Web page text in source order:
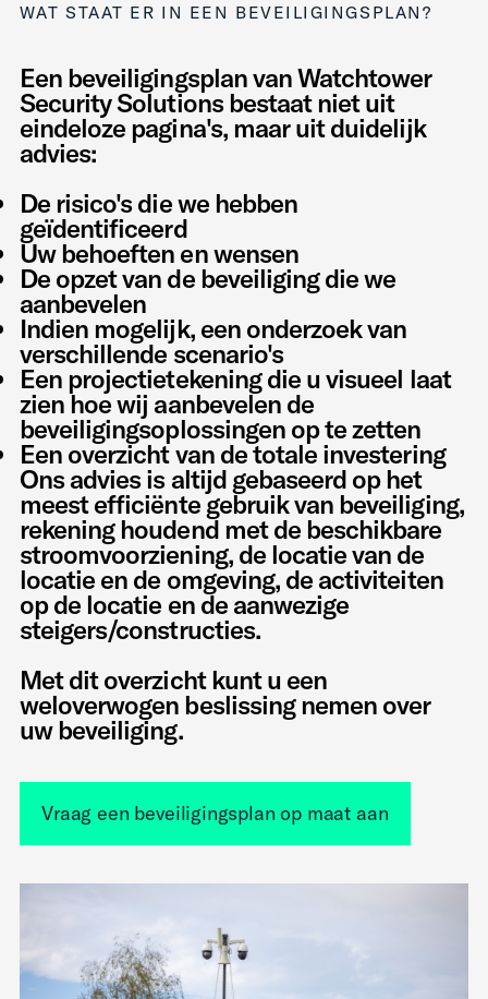
WAT STAAT ER IN EEN BEVEILIGINGSPLAN?
Een beveiligingsplan van Watchtower
Security Solutions bestaat niet uit
eindeloze pagina's, maar uit duidelijk
advies:
De risico's die we hebben
geïdentificeerd
Uw behoeften en wensen
De opzet van de beveiliging die we
aanbevelen
Indien mogelijk, een onderzoek van
verschillende scenario's
Een projectietekening die u visueel laat
zien hoe wij aanbevelen de
beveiligingsoplossingen op te zetten
Een overzicht van de totale investering
Ons advies is altijd gebaseerd op het
meest efficiënte gebruik van beveiliging,
rekening houdend met de beschikbare
stroomvoorziening, de locatie van de
locatie en de omgeving, de activiteiten
op de locatie en de aanwezige
steigers/constructies.
Met dit overzicht kunt u een
weloverwogen beslissing nemen over
uw beveiliging.
Vraag een beveiligingsplan op maat aan